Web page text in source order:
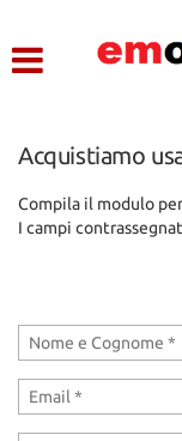
ASSISTENZA
Acquistiamo
Compila il modulo
I campi